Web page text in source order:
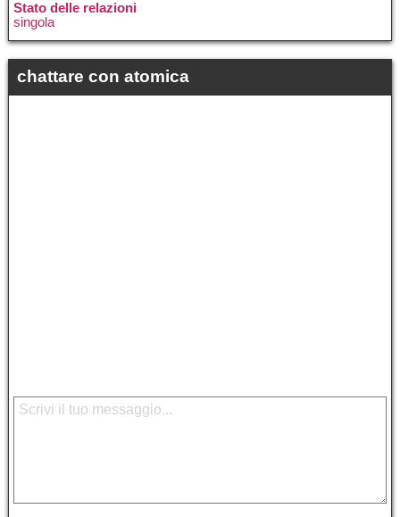
Stato delle relazioni
singola
chattare con atomica